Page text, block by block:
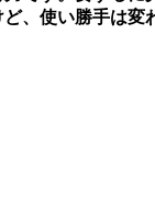
、使い勝手は変